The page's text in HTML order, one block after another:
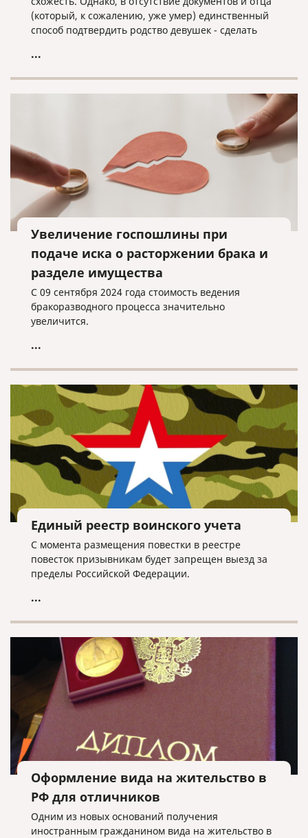
(который, к сожалению, уже умер) единственный
способ подтвердить родство девушек - сделать
неожиданным - удивились все участники
...
Увеличение госпошлины при
подаче иска о расторжении брака и
разделе имущества
С 09 сентября 2024 года стоимость ведения
бракоразводного процесса значительно
увеличится.
...
Единый реестр воинского учета
С момента размещения повестки в реестре
повесток призывникам будет запрещен выезд за
пределы Российской Федерации.
...
Оформление вида на жительство в
РФ для отличников
Одним из новых оснований получения
иностранным гражданином вида на жительство в